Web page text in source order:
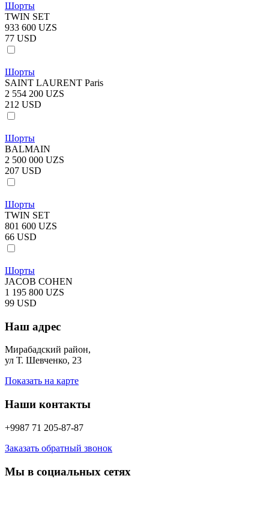
Шорты
TWIN SET
933 600 UZS
77 USD
Шорты
SAINT LAURENT Paris
2 554 200 UZS
212 USD
Шорты
BALMAIN
2 500 000 UZS
207 USD
Шорты
TWIN SET
801 600 UZS
66 USD
Шорты
JACOB COHEN
1 195 800 UZS
99 USD
Наш адрес
Мирабадский район,
ул Т. Шевченко, 23
Показать на карте
Наши контакты
+9987 71 205-87-87
Заказать обратный звонок
Мы в социальных сетях